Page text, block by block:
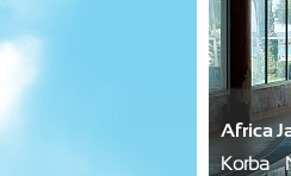
Africa
Korba -